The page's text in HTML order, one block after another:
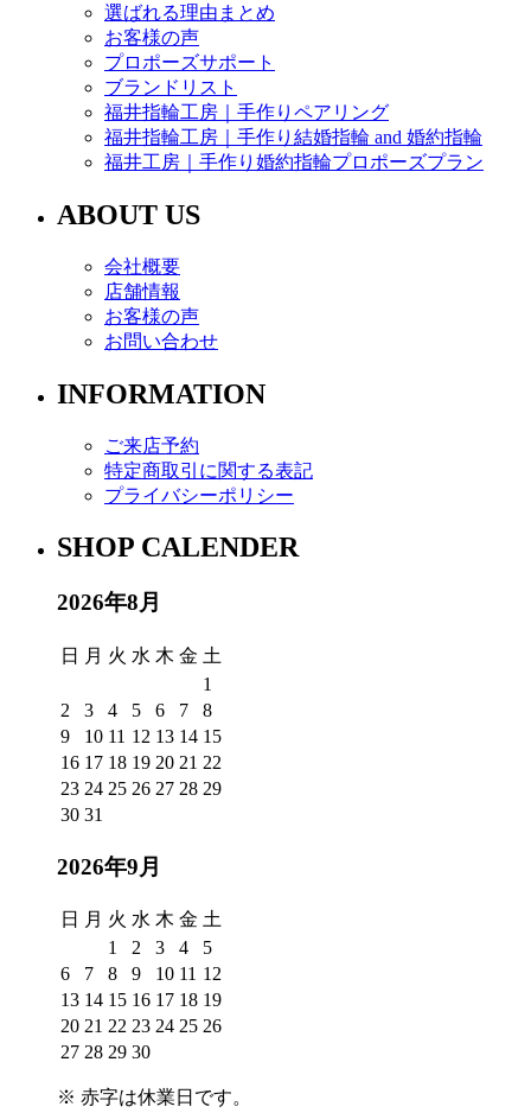
選ばれる理由まとめ
お客様の声
プロポーズサポート
ブランドリスト
福井指輪工房｜手作りペアリング
福井指輪工房｜手作り結婚指輪 and 婚約指輪
福井工房｜手作り婚約指輪プロポーズプラン
ABOUT US
会社概要
店舗情報
お客様の声
お問い合わせ
INFORMATION
ご来店予約
特定商取引に関する表記
プライバシーポリシー
SHOP CALENDER
2026年8月
日 月 火 水 木 金 土
1
2
3 4 5 6 7
8
9
10 11 12 13 14 15
16 17 18 19 20 21 22
23 24 25 26 27 28 29
30 31
2026年9月
日 月 火 水 木 金 土
1
2 3 4
5
6
7 8 9 10 11 12
13 14 15 16 17 18 19
20 21 22 23 24 25 26
27 28 29 30
※ 赤字は休業日 です。